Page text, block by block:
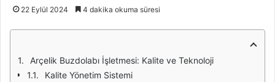
22 Eylül 2024 4 dakika okuma süresi
Arçelik Buzdolabı İşletmesi: Kalite ve Teknoloji
Kalite Yönetim Sistemi